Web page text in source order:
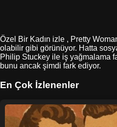
Özel Bir Kadın izle , Pretty
olabilir gibi görünüyor. Hatta
Philip Stuckey ile iş yağmalama
bunu ancak şimdi fark ediyor.
En Çok İzlenenler